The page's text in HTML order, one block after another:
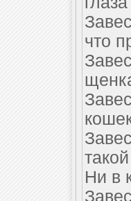
что
Ни в